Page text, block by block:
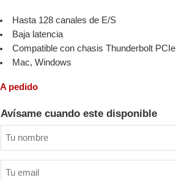
Hasta 128 canales de E/S
Baja latencia
Compatible con chasis Thunderbolt PCIe
Mac, Windows
A pedido
Avísame cuando este disponible